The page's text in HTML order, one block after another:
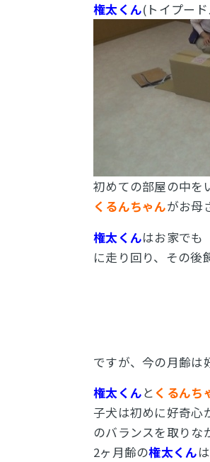
権太くん(トイプード
初めての部屋の中を
くるんちゃんがお母
権太くんはお家でも
に走り回り、その後
ですが、今の月齢は
権太くんと くるんち
子犬は初めに好奇心
のバランスを取りな
2ヶ月齢の権太くん